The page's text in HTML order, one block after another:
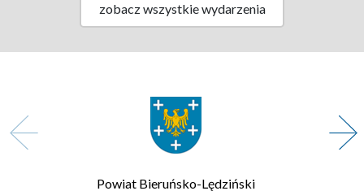
zobacz wszystkie wydarzenia
Zarząd Transportu Metropolitalnego